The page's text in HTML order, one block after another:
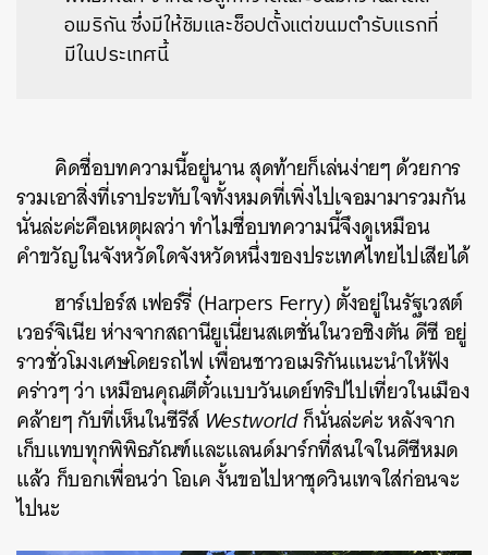
อเมริกัน ซึ่งมีให้ชิมและช็อปตั้งแต่ขนมตำรับแรกที่
มีในประเทศนี้
คิดชื่อบทความนี้อยู่นาน สุดท้ายก็เล่นง่ายๆ ด้วยการ
รวมเอาสิ่งที่เราประทับใจทั้งหมดที่เพิ่งไปเจอมามารวมกัน
นั่นล่ะค่ะคือเหตุผลว่า ทำไมชื่อบทความนี้จึงดูเหมือน
คำขวัญในจังหวัดใดจังหวัดหนึ่งของประเทศไทยไปเสียได้
ฮาร์เปอร์ส เฟอร์รี่ (Harpers Ferry) ตั้งอยู่ในรัฐเวสต์
เวอร์จิเนีย ห่างจากสถานียูเนี่ยนสเตชั่นในวอชิงตัน ดีซี อยู่
ราวชั่วโมงเศษโดยรถไฟ เพื่อนชาวอเมริกันแนะนำให้ฟัง
คร่าวๆ ว่า เหมือนคุณตีตั๋วแบบวันเดย์ทริปไปเที่ยวในเมือง
คล้ายๆ กับที่เห็นในซีรีส์ Westworldก็นั่นล่ะค่ะ หลังจาก
เก็บแทบทุกพิพิธภัณฑ์และแลนด์มาร์กที่สนใจในดีซีหมด
แล้ว ก็บอกเพื่อนว่า โอเค งั้นขอไปหาชุดวินเทจใส่ก่อนจะ
ไปนะ